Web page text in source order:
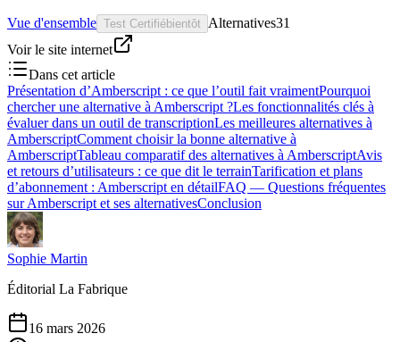
Vue d'ensemble Test Certifiébientôt Alternatives31
Voir le site internet
Dans cet article
Présentation d’Amberscript : ce que l’outil fait vraimentPourquoi
chercher une alternative à Amberscript ?Les fonctionnalités clés à
évaluer dans un outil de transcriptionLes meilleures alternatives à
AmberscriptComment choisir la bonne alternative à
AmberscriptTableau comparatif des alternatives à AmberscriptAvis
et retours d’utilisateurs : ce que dit le terrainTarification et plans
d’abonnement : Amberscript en détailFAQ — Questions fréquentes
sur Amberscript et ses alternativesConclusion
Sophie Martin
Éditorial La Fabrique
16 mars 2026